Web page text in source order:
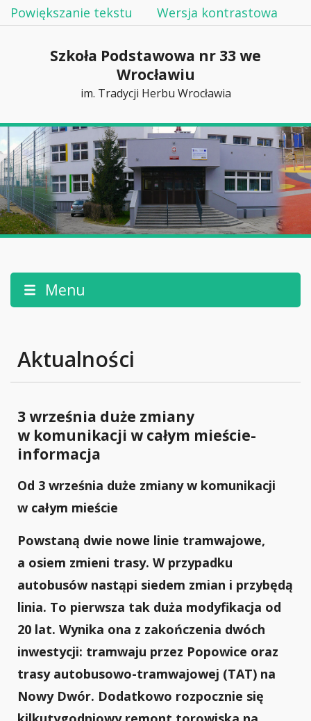
Powiększanie tekstu Wersja kontrastowa
Szkoła Podstawowa nr 33 we
Wrocławiu
im. Tradycji Herbu Wrocławia
Menu
Aktualności
3 września duże zmiany
w komunikacji w całym mieście-
informacja
Od 3 września duże zmiany w komunikacji
w całym mieście
Powstaną dwie nowe linie tramwajowe,
a osiem zmieni trasy. W przypadku
autobusów nastąpi siedem zmian i przybędą
linia. To pierwsza tak duża modyfikacja od
20 lat. Wynika ona z zakończenia dwóch
inwestycji: tramwaju przez Popowice oraz
trasy autobusowo-tramwajowej (TAT) na
Nowy Dwór. Dodatkowo rozpocznie się